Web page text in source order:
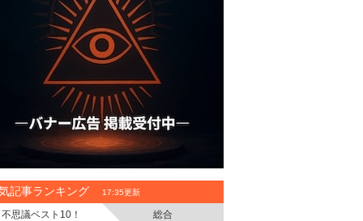
記事ランキング 17:35更新
不思議ベスト10！
総合